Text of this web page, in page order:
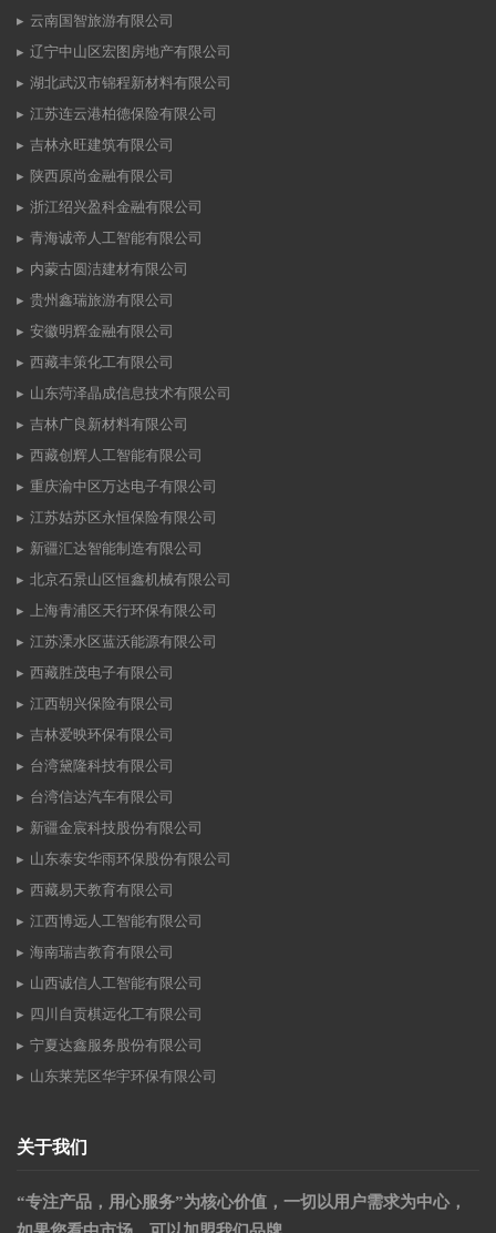
云南国智旅游有限公司
辽宁中山区宏图房地产有限公司
湖北武汉市锦程新材料有限公司
江苏连云港柏德保险有限公司
吉林永旺建筑有限公司
陕西原尚金融有限公司
浙江绍兴盈科金融有限公司
青海诚帝人工智能有限公司
内蒙古圆洁建材有限公司
贵州鑫瑞旅游有限公司
安徽明辉金融有限公司
西藏丰策化工有限公司
山东菏泽晶成信息技术有限公司
吉林广良新材料有限公司
西藏创辉人工智能有限公司
重庆渝中区万达电子有限公司
江苏姑苏区永恒保险有限公司
新疆汇达智能制造有限公司
北京石景山区恒鑫机械有限公司
上海青浦区天行环保有限公司
江苏溧水区蓝沃能源有限公司
西藏胜茂电子有限公司
江西朝兴保险有限公司
吉林爱映环保有限公司
台湾黛隆科技有限公司
台湾信达汽车有限公司
新疆金宸科技股份有限公司
山东泰安华雨环保股份有限公司
西藏易天教育有限公司
江西博远人工智能有限公司
海南瑞吉教育有限公司
山西诚信人工智能有限公司
四川自贡棋远化工有限公司
宁夏达鑫服务股份有限公司
山东莱芜区华宇环保有限公司
关于我们
“专注产品，用心服务”为核心价值，一切以用户需求为中心，